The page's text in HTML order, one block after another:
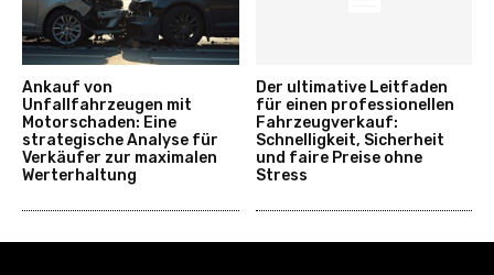
Ankauf von
Unfallfahrzeugen mit
Motorschaden: Eine
strategische Analyse für
Verkäufer zur maximalen
Werterhaltung
Der ultimative Leitfaden
für einen professionellen
Fahrzeugverkauf:
Schnelligkeit, Sicherheit
und faire Preise ohne
Stress